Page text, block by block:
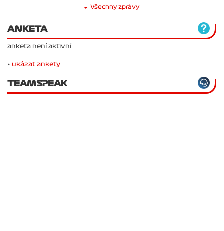
Všechny zprávy
ANKETA
anketa není aktivní
• ukázat ankety
TEAMSPEAK